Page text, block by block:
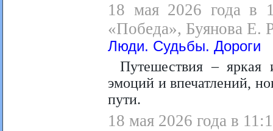
18 мая 2026 года в
«Победа», Буянова Е.
Люди. Судьбы. Дороги
Путешествия –
эмоций и впечатлений,
пути.
18 мая 2026 года в